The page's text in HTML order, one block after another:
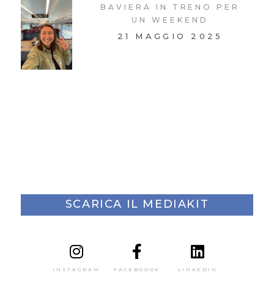
BAVIERA IN TRENO PER
UN WEEKEND
21 MAGGIO 2025
SCARICA IL MEDIAKIT
INSTAGRAM FACEBOOOK LINKEDIN